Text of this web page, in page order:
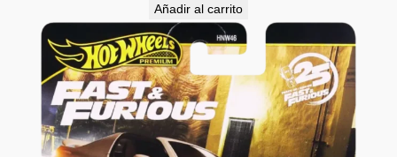
Añadir al carrito